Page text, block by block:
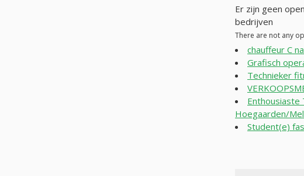
Er zijn geen
bedrijven
There are not any
chauffeur C
Grafisch
Technieker
Enthousiaste
Hoegaarden/
Student(e)